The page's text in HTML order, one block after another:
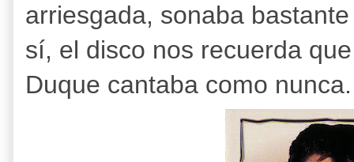
arriesgada, sonaba
sí, el disco nos recuerda
Duque cantaba como